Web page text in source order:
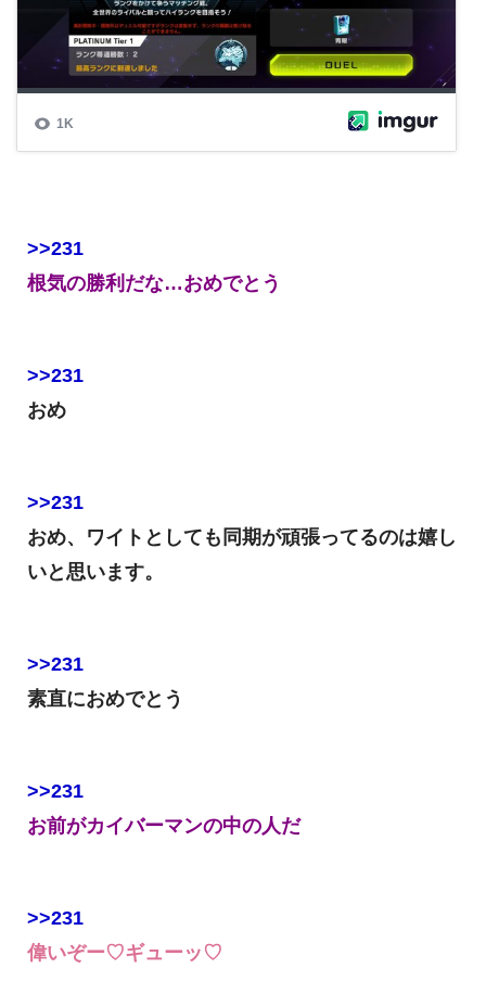
>>231
根気の勝利だな…おめでとう
>>231
おめ
>>231
おめ、ワイトとしても同期が頑張ってるのは嬉し
いと思います。
>>231
素直におめでとう
>>231
お前がカイバーマンの中の人だ
>>231
偉いぞー♡ギューッ♡